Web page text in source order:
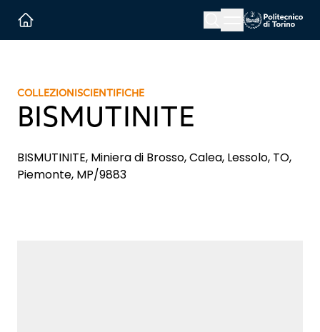
Menu button
COLLEZIONISCIENTIFICHE
BISMUTINITE
BISMUTINITE, Miniera di Brosso, Calea, Lessolo, TO,
Piemonte, MP/9883